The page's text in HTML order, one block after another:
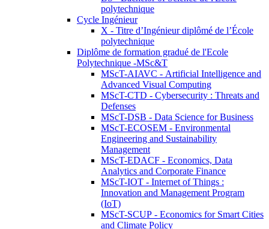
polytechnique
Cycle Ingénieur
X - Titre d’Ingénieur diplômé de l’École
polytechnique
Diplôme de formation gradué de l'Ecole
Polytechnique -MSc&T
MScT-AIAVC - Artificial Intelligence and
Advanced Visual Computing
MScT-CTD - Cybersecurity : Threats and
Defenses
MScT-DSB - Data Science for Business
MScT-ECOSEM - Environmental
Engineering and Sustainability
Management
MScT-EDACF - Economics, Data
Analytics and Corporate Finance
MScT-IOT - Internet of Things :
Innovation and Management Program
(IoT)
MScT-SCUP - Economics for Smart Cities
and Climate Policy